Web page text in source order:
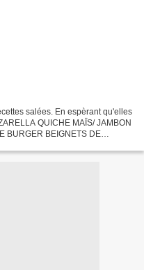
salées. En espèrant qu'elles
QUICHE MAÏS/ JAMBON
BURGER BEIGNETS DE